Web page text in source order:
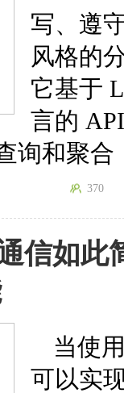
写、遵
风格的
它基于
言的
询和聚合
370
信如此
当使
可以实